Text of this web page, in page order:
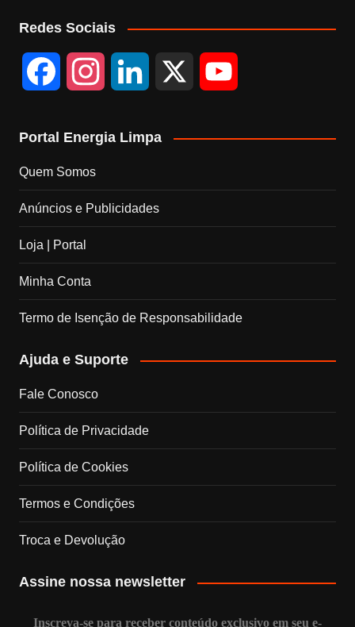
el
Redes Sociais
b
o
o
a
g
r
e
d
I
u
b
e
a
n
n
Portal Energia Limpa
Quem Somos
Anúncios e Publicidades
Loja | Portal
Minha Conta
Termo de Isenção de Responsabilidade
Ajuda e Suporte
Fale Conosco
Política de Privacidade
Política de Cookies
Termos e Condições
Troca e Devolução
Assine nossa newsletter
Inscreva-se para receber conteúdo exclusivo em seu e-